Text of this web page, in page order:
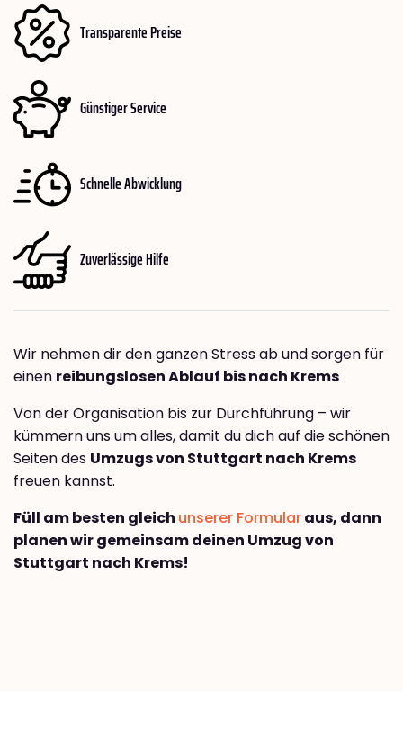
Transparente Preise
Günstiger Service
Schnelle Abwicklung
Zuverlässige Hilfe
Wir nehmen dir den ganzen Stress ab und sorgen für
einen reibungslosen Ablauf bis nach Krems
Von der Organisation bis zur Durchführung – wir
kümmern uns um alles, damit du dich auf die schönen
Seiten des Umzugs von Stuttgart nach Krems
freuen kannst.
Füll am besten gleich unserer Formularaus, dann
planen wir gemeinsam deinen Umzug von
Stuttgart nach Krems!